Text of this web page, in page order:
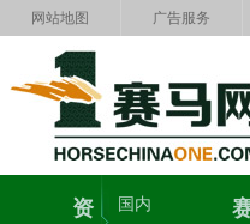
网站地图 广告服务
资
国内